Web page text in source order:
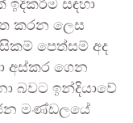
ඉදිකරීම සඳහා
කරන ලෙස
පෙත්සම් අද
අස්කර ගෙන
බවට ඉන්දියාවේ
මණ්ඩලයේ